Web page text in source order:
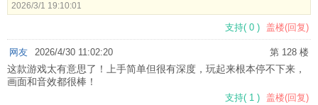
2026/3/1 19:10:01
支持( 0 ) 盖楼(回复)
第 128 楼
网友 2026/4/30 11:02:20
这款游戏太有意思了！上手简单但很有深度，玩起来根本停不下来，
画面和音效都很棒！
支持( 1 ) 盖楼(回复)